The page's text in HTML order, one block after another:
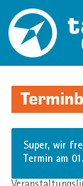
Super, wir
Termin am